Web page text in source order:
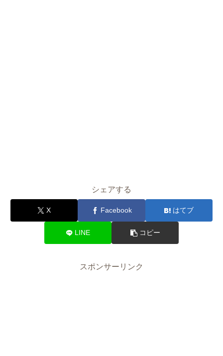
シェアする
X Facebook はてブ
LINE コピー
スポンサーリンク